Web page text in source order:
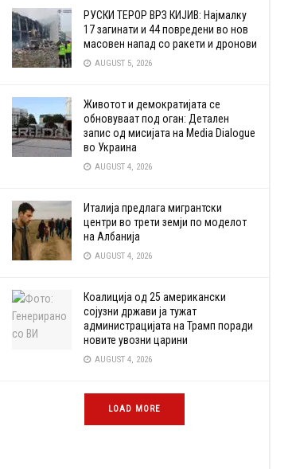
РУСКИ ТЕРОР ВРЗ КИЈИВ: Најмалку
17 загинати и 44 повредени во нов
масовен напад со ракети и дронови
AUGUST 5, 2026
Животот и демократијата се
обновуваат под оган: Детален
запис од мисијата на Media Dialogue
во Украина
AUGUST 4, 2026
Италија предлага мигрантски
центри во трети земји по моделот
на Албанија
AUGUST 4, 2026
Коалиција од 25 американски
сојузни држави ја тужат
администрацијата на Трамп поради
новите увозни царини
AUGUST 4, 2026
LOAD MORE